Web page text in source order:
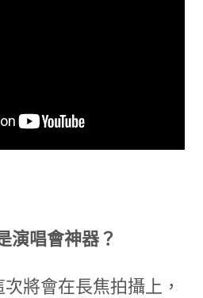
演唱會神器？
將會在長焦拍攝上，